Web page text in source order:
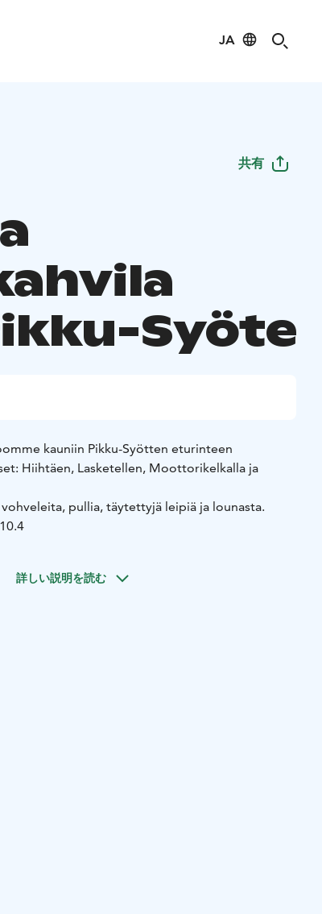
JA
共有
Syöte
kauniin Pikku-Syötten eturinteen
Hiihtäen, Lasketellen, Moottorikelkalla ja
pullia, täytettyjä leipiä ja lounasta.
詳しい説明を読む